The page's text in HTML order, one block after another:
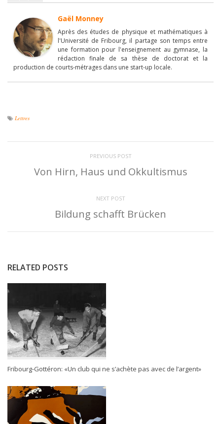
Gaël Monney
Après des études de physique et mathématiques à
l'Université de Fribourg, il partage son temps entre
une formation pour l'enseignement au gymnase, la
rédaction finale de sa thèse de doctorat et la
production de courts-métrages dans une start-up locale.
Lettres
PREVIOUS POST
Von Hirn, Haus und Okkultismus
NEXT POST
Bildung schafft Brücken
RELATED POSTS
Fribourg-Gottéron: «Un club qui ne s’achète pas avec de l’argent»